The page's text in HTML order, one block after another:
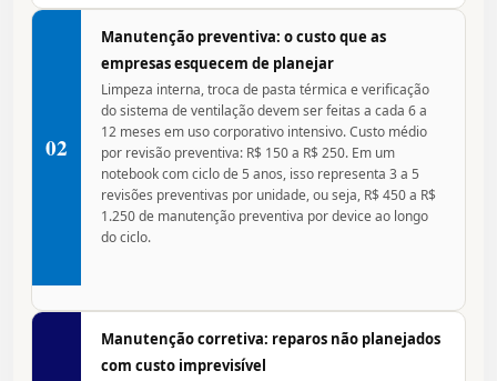
02
Manutenção preventiva: o custo que as
empresas esquecem de planejar
Limpeza interna, troca de pasta térmica e verificação
do sistema de ventilação devem ser feitas a cada 6 a
12 meses em uso corporativo intensivo. Custo médio
por revisão preventiva: R$ 150 a R$ 250. Em um
notebook com ciclo de 5 anos, isso representa 3 a 5
revisões preventivas por unidade, ou seja, R$ 450 a R$
1.250 de manutenção preventiva por device ao longo
do ciclo.
Manutenção corretiva: reparos não planejados
com custo imprevisível